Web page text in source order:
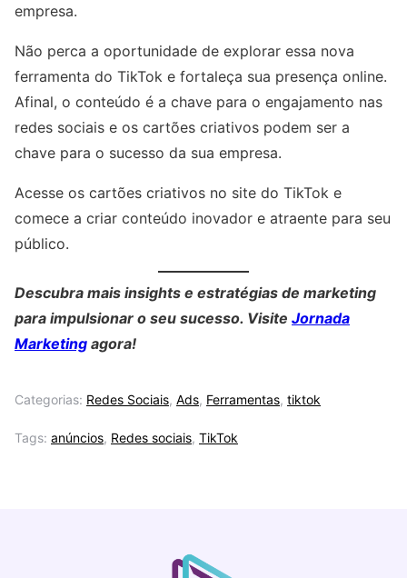
empresa.
Não perca a oportunidade de explorar essa nova
ferramenta do TikTok e fortaleça sua presença online.
Afinal, o conteúdo é a chave para o engajamento nas
redes sociais e os cartões criativos podem ser a
chave para o sucesso da sua empresa.
Acesse os cartões criativos no site do TikTok e
comece a criar conteúdo inovador e atraente para seu
público.
Descubra mais insights e estratégias de marketing
para impulsionar o seu sucesso. Visite Jornada
Marketing agora!
Categorias: Redes Sociais, Ads, Ferramentas, tiktok
Tags: anúncios, Redes sociais, TikTok